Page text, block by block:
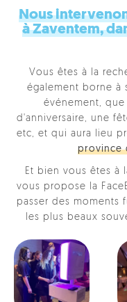
Nous
à Zaventem,
Vous êtes à la
également borne à
événement,
d'anniversaire, une
etc, et qui aura lieu
province
Et bien vous êtes à
vous propose la
passer des moments
les plus beaux